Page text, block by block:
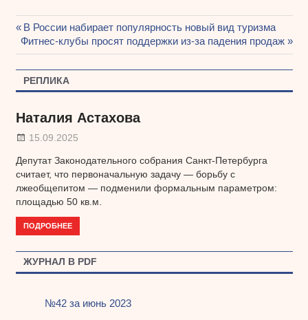
Навигация
записям
Предыдущая
запись:
В России набирает популярность новый вид туризма
Следующая
запись:
Фитнес-клубы просят поддержки из-за падения продаж
РЕПЛИКА
Наталия Астахова
15.09.2025
Депутат Законодательного собрания Санкт-Петербурга
считает, что первоначальную задачу — борьбу с
лжеобщепитом — подменили формальным параметром:
площадью 50 кв.м.
ПОДРОБНЕЕ
ЖУРНАЛ В PDF
№42 за июнь 2023